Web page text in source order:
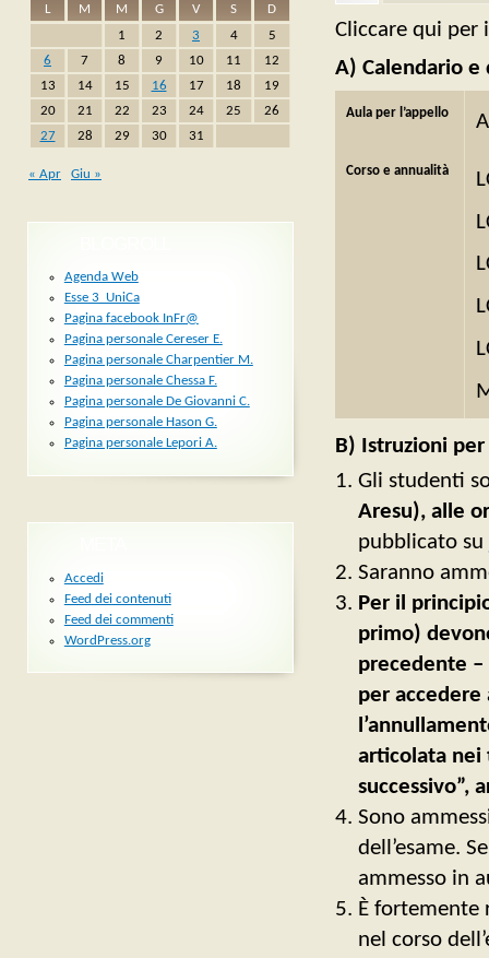
Cliccare qui per
A) Calendario
Aula per l’appello
Corso e annualità
B) Istruzioni
Gli studenti
Aresu), alle
pubblicato su
Saranno
Per il
primo)
precedente
per accedere
articolata nei
successivo”,
Sono
dell’esame.
ammesso in
È fortemente
nel corso
L
M M G V S
D
1
2 3 4
5
6
7 8 9 10 11
12
13
14 15 16 17 18
19
20
21 22 23 24 25
26
27
28 29 30 31
« Apr Giu »
Agenda Web
Esse 3_UniCa
Pagina facebook InFr@
Pagina personale Cereser E.
Pagina personale Charpentier M.
Pagina personale Chessa F.
Pagina personale De Giovanni C.
Pagina personale Hason G.
Pagina personale Lepori A.
Accedi
Feed dei contenuti
Feed dei commenti
WordPress.org